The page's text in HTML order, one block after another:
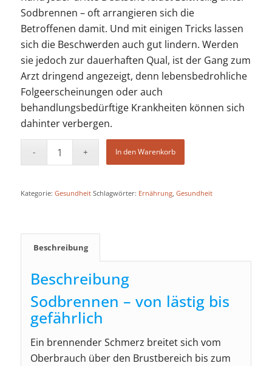
Sodbrennen – oft arrangieren sich die
Betroffenen damit. Und mit einigen Tricks lassen
sich die Beschwerden auch gut lindern. Werden
sie jedoch zur dauerhaften Qual, ist der Gang zum
Arzt dringend angezeigt, denn lebensbedrohliche
Folgeerscheinungen oder auch
behandlungsbedürftige Krankheiten können sich
dahinter verbergen.
In den Warenkorb
Kategorie: Gesundheit Schlagwörter: Ernährung, Gesundheit
Beschreibung
Beschreibung
Sodbrennen – von lästig bis
gefährlich
Ein brennender Schmerz breitet sich vom
Oberbrauch über den Brustbereich bis zum